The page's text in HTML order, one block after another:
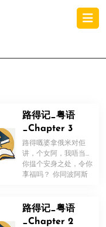
路得记_粤语
_Chapter 3
路得嘅婆拿俄米对佢
讲，个女阿，我唔当为
你揾个安身之处，令你
享福吗？ 你同波阿斯
！
路得记_粤语
_Chapter 2